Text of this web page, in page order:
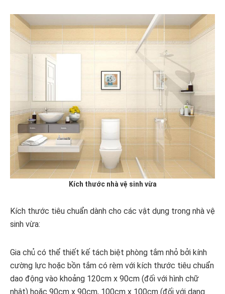
Kích thước nhà vệ sinh vừa
Kích thước tiêu chuẩn dành cho các vật dụng trong nhà vệ
sinh vừa:
Gia chủ có thể thiết kế tách biệt phòng tắm nhỏ bởi kính
cường lực hoặc bồn tắm có rèm với kích thước tiêu chuẩn
dao động vào khoảng 120cm x 90cm (đối với hình chữ
nhật) hoặc 90cm x 90cm, 100cm x 100cm (đối với dạng